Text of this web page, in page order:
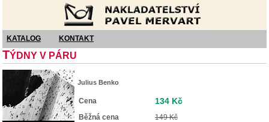
KATALOG KONTAKT
TÝDNY V PÁRU
Julius Benko
Cena 134 Kč
Běžná cena
149 Kč